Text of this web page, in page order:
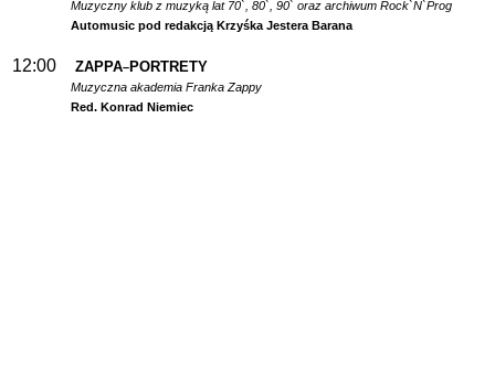
Muzyczny klub z muzyką lat 70`, 80`, 90` oraz archiwum Rock`N`Prog
Automusic pod redakcją Krzyśka Jestera Barana
12:00 ZAPPA–PORTRETY
Muzyczna akademia Franka Zappy
Red. Konrad Niemiec